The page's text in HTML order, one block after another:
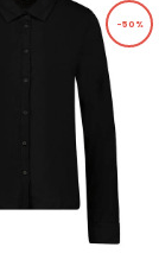
-50%